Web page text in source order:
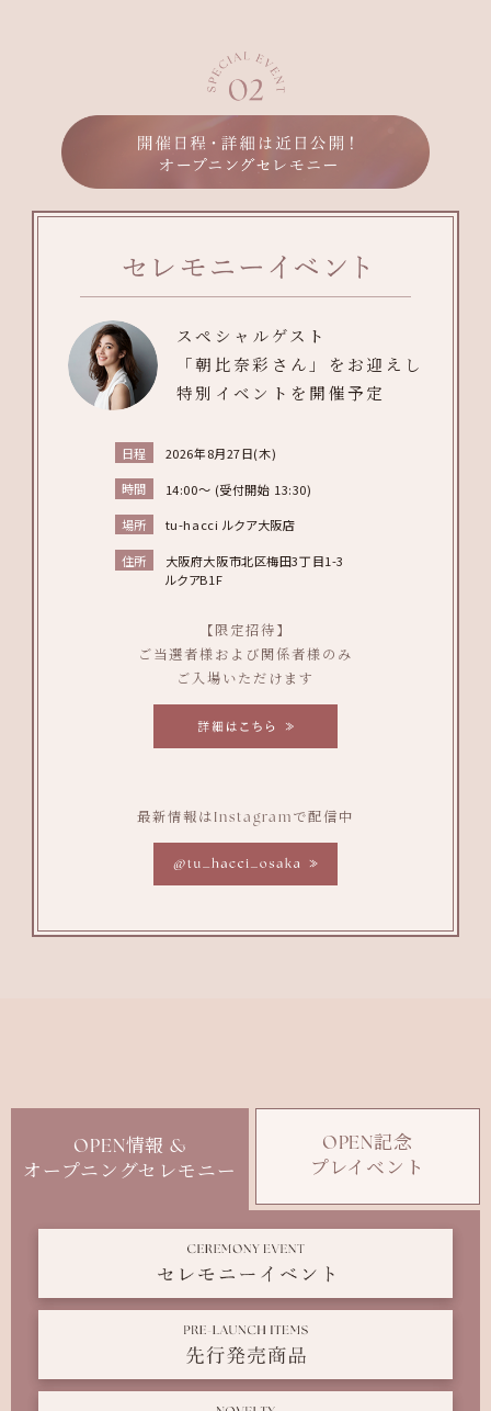
スペシャルゲスト
「朝比奈彩さん」をお迎えし
特別イベントを開催予定
日程 2026年8月27日(木)
時間 14:00～ (受付開始 13:30)
場所 tu-hacci ルクア大阪店
住所
大阪府大阪市北区梅田3丁目1-3
ルクアB1F
【限定招待】
ご当選者様および関係者様のみ
ご入場いただけます
最新情報はInstagramで配信中
OPEN情報 &
オープニングセレモニー
OPEN記念
プレイベント